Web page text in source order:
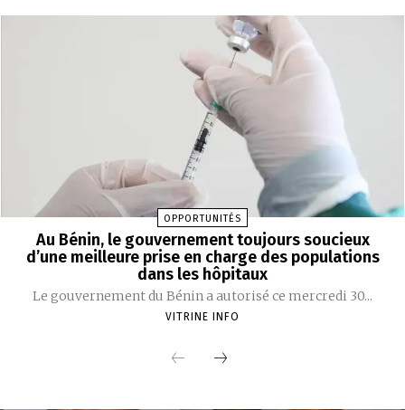
OPPORTUNITÉS
Au Bénin, le gouvernement toujours soucieux
d’une meilleure prise en charge des populations
dans les hôpitaux
Le gouvernement du Bénin a autorisé ce mercredi 30...
VITRINE INFO